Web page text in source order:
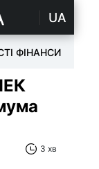
UA
ФІНАНСИ
3 хв